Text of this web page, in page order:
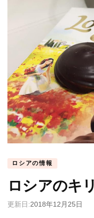
ロシアの情報
ロシアのキ
更新日:2018年12月25日